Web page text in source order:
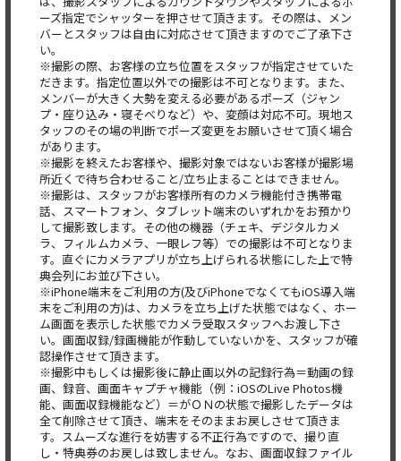
ーズ指定でシャッターを押させて頂きます。その際は、メン
バーとスタッフは自由に対応させて頂きますのでご了承下さ
い。
※撮影の際、お客様の立ち位置をスタッフが指定させていた
だきます。指定位置以外での撮影は不可となります。また、
メンバーが大きく大勢を変える必要があるポーズ（ジャン
プ・座り込み・寝そべりなど）や、変顔は対応不可。現地ス
タッフのその場の判断でポーズ変更をお願いさせて頂く場合
があります。
※撮影を終えたお客様や、撮影対象ではないお客様が撮影場
所近くで待ち合わせること/立ち止まることはできません。
※撮影は、スタッフがお客様所有のカメラ機能付き携帯電
話、スマートフォン、タブレット端末のいずれかをお預かり
して撮影致します。その他の機器（チェキ、デジタルカメ
ラ、フィルムカメラ、一眼レフ等）での撮影は不可となりま
す。直ぐにカメラアプリが立ち上げられる状態にした上で特
典会列にお並び下さい。
※iPhone端末をご利用の方(及びiPhoneでなくてもiOS導入端
末をご利用の方)は、カメラを立ち上げた状態ではなく、ホー
ム画面を表示した状態でカメラ受取スタッフへお渡し下さ
い。画面収録/録画機能が作動していないかを、スタッフが確
認操作させて頂きます。
※撮影中もしくは撮影後に静止画以外の記録行為＝動画の録
画、録音、画面キャプチャ機能（例：iOSのLive Photos機
能、画面収録機能など）＝がＯＮの状態で撮影したデータは
全て削除させて頂き、端末をそのままお戻しさせて頂きま
す。スムーズな進行を妨害する不正行為ですので、撮り直
し・特典券のお戻しは致しません。なお、画面収録ファイル